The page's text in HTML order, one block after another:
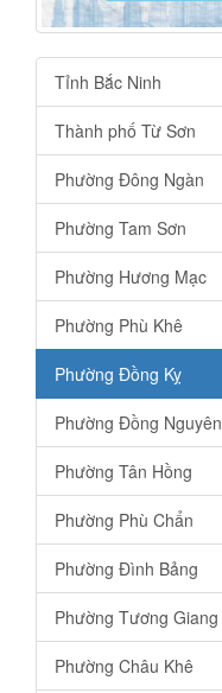
Tỉnh Bắc Ninh
Thành phố Từ Sơn
Phường Đông Ngàn
Phường Tam Sơn
Phường Hương Mạc
Phường Phù Khê
Phường Đồng Kỵ
Phường Đồng Nguyên
Phường Tân Hồng
Phường Phù Chẩn
Phường Đình Bảng
Phường Tương Giang
Phường Châu Khê